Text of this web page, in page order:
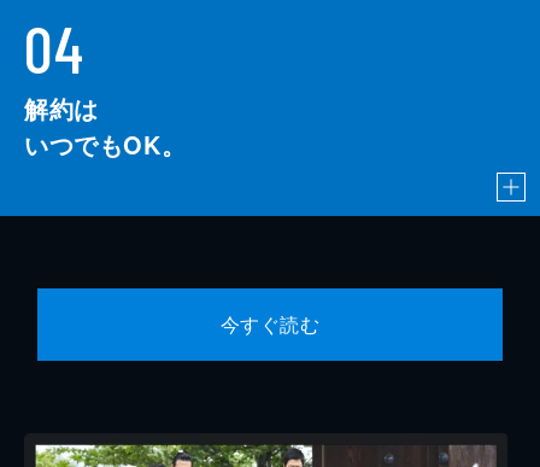
04
解約は
いつでもOK。
今すぐ読む